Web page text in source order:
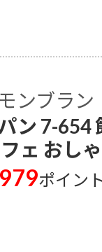
ンブラン
ン 7-654
ェ おし
ポイン